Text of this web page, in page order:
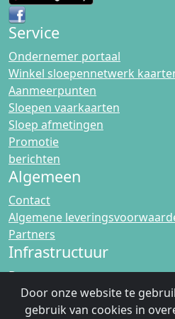
Service
Ondernemer portaal
Winkel sloepennetwerk
Aanmeerpunten
Sloepen vaarkaarten
Sloep afmetingen
Promotie
berichten
Algemeen
Contact
Algemene
Partners
Infrastructuur
Bruggen
Sluizen
Landvasten
Door onze website te
gebruik van cookies in